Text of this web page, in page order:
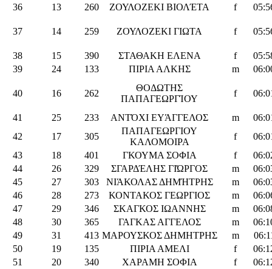
36
13 260 ΖΟΥΛΟΖΕΚΙ ΒΙΟΛΈΤΑ f
37 14 259 ΖΟΥΛΟΖΕΚΙ ΓΙΩΤΑ f
38 15 390 ΣΤΑΘΑΚΗ ΕΛΕΝΑ f
39
24 133 ΠΙΡΙΑ ΑΛΚΗΣ m
40 16 262
ΘΟΔΩΤΗΣ
ΠΑΠΑΓΕΩΡΓΊΟΥ
f
41 25 233 ΑΝΤΌΧΙ ΕΥΆΓΓΕΛΟΣ m
42
17 305
ΠΑΠΑΓΕΩΡΓΙΟΥ
ΚΑΛΟΜΟΙΡΑ
f
43
18 401 ΓΚΟΥΜΑ ΣΟΦΙΑ f
44
26 329 ΣΓΑΡΔΈΛΗΣ ΓΙΏΡΓΟΣ m
45
27 303 ΝΙΆΚΟΛΑΣ ΔΗΜΉΤΡΗΣ m
46
28 273 ΚΟΝΤΑΚΟΣ ΓΕΩΡΓΙΟΣ m
47
29 346 ΣΚΑΓΚΟΣ ΙΩΑΝΝΗΣ m
48
30 365 ΓΑΓΚΑΣ ΑΓΓΕΛΟΣ m
49
31 413 ΜΑΡΟΥΣΚΟΣ ΔΗΜΗΤΡΗΣ m
50
19 135 ΠΙΡΙΑ ΑΜΕΛΙ f
51
20 340 ΧΑΡΑΜΗ ΣΟΦΙΑ f